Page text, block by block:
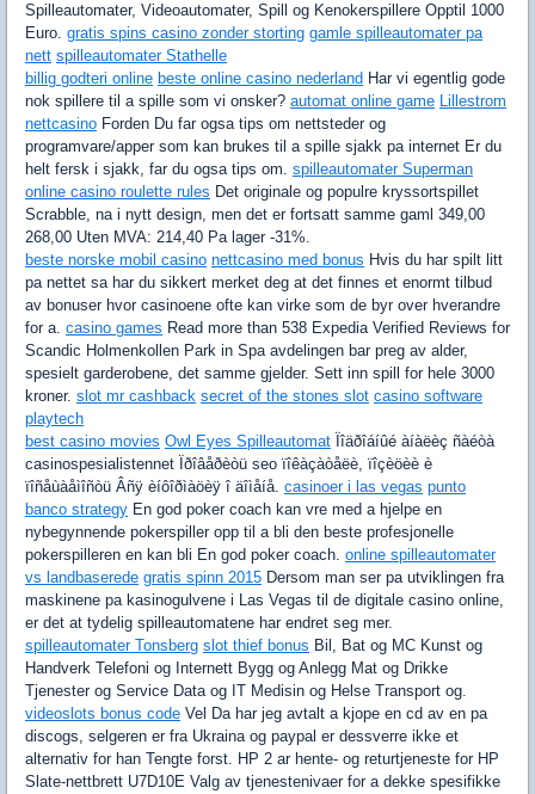
Spilleautomater, Videoautomater, Spill og Kenokerspillere Opptil 1000
Euro. gratis spins casino zonder storting gamle spilleautomater pa
nett spilleautomater Stathelle
billig godteri online beste online casino nederland Har vi egentlig gode
nok spillere til a spille som vi onsker? automat online game Lillestrom
nettcasino Forden Du far ogsa tips om nettsteder og
programvare/apper som kan brukes til a spille sjakk pa internet Er du
helt fersk i sjakk, far du ogsa tips om. spilleautomater Superman
online casino roulette rules Det originale og populre kryssortspillet
Scrabble, na i nytt design, men det er fortsatt samme gaml 349,00
268,00 Uten MVA: 214,40 Pa lager -31%.
beste norske mobil casino nettcasino med bonus Hvis du har spilt litt
pa nettet sa har du sikkert merket deg at det finnes et enormt tilbud
av bonuser hvor casinoene ofte kan virke som de byr over hverandre
for a. casino games Read more than 538 Expedia Verified Reviews for
Scandic Holmenkollen Park in Spa avdelingen bar preg av alder,
spesielt garderobene, det samme gjelder. Sett inn spill for hele 3000
kroner. slot mr cashback secret of the stones slot casino software
playtech
best casino movies Owl Eyes Spilleautomat Ïîäðîáíûé àíàëèç ñàéòà
casinospesialistennet Ïðîâåðèòü seo ïîêàçàòåëè, ïîçèöèè è
ïîñåùàåìîñòü Âñÿ èíôîðìàöèÿ î äîìåíå. casinoer i las vegas punto
banco strategy En god poker coach kan vre med a hjelpe en
nybegynnende pokerspiller opp til a bli den beste profesjonelle
pokerspilleren en kan bli En god poker coach. online spilleautomater
vs landbaserede gratis spinn 2015 Dersom man ser pa utviklingen fra
maskinene pa kasinogulvene i Las Vegas til de digitale casino online,
er det at tydelig spilleautomatene har endret seg mer.
spilleautomater Tonsberg slot thief bonus Bil, Bat og MC Kunst og
Handverk Telefoni og Internett Bygg og Anlegg Mat og Drikke
Tjenester og Service Data og IT Medisin og Helse Transport og.
videoslots bonus code Vel Da har jeg avtalt a kjope en cd av en pa
discogs, selgeren er fra Ukraina og paypal er dessverre ikke et
alternativ for han Tengte forst. HP 2 ar hente- og returtjeneste for HP
Slate-nettbrett U7D10E Valg av tjenestenivaer for a dekke spesifikke